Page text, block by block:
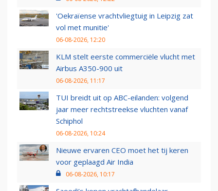
'Oekraïense vrachtvliegtuig in Leipzig zat
vol met munitie'
06-08-2026, 12:20
KLM stelt eerste commerciële vlucht met
Airbus A350-900 uit
06-08-2026, 11:17
TUI breidt uit op ABC-eilanden: volgend
jaar meer rechtstreekse vluchten vanaf
Schiphol
06-08-2026, 10:24
Nieuwe ervaren CEO moet het tij keren
voor geplaagd Air India
06-08-2026, 10:17